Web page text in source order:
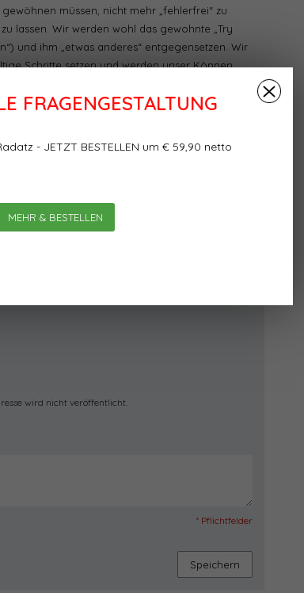
FRAGENGESTALTUNG
- JETZT BESTELLEN um € 59,90 netto
MEHR & BESTELLEN
müssen, nicht mehr „fehlerfrei“ zu
lassen. Wir werden wohl das gewohnte „Try
und ihm „etwas anderes“ entgegensetzen. Wir
Schritte setzen und werden unser Können
und Seminare, die wir dazu durchgekaut
auch gar keine Alternative dazu! Ein Neustart
Leichtigkeit neugierig machen. Auf mehr.
wird nicht veröffentlicht.
* Pflichtfelder
Speichern